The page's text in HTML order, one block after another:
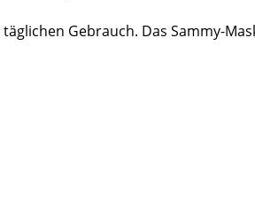
Gebrauch. Das Sammy-